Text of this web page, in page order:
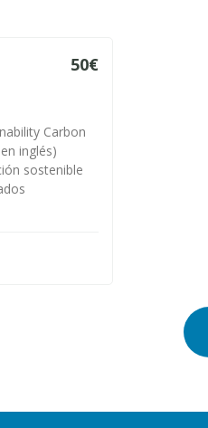
50€
Carbon
inglés)
sostenible